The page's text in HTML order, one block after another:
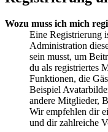
Wozu muss ich mich
Eine Registrierung
Administration
sein musst, um
du als registriertes
Funktionen, die
Beispiel
andere Mitglieder,
Wir empfehlen dir
und dir zahlreiche